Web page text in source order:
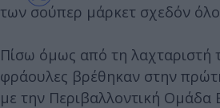
των σούπερ μάρκετ σχεδόν
Πίσω όμως από τη λαχταριστή
φράουλες βρέθηκαν στην
με την Περιβαλλοντική Ομάδα